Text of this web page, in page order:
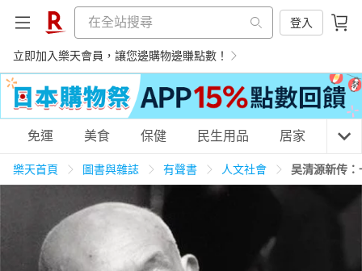
登入
立即加入樂天會員，讓您邊購物邊賺點數！
購物網分類
天天免運 美食蛋糕
免運 美食 保健 民生用品 居家 3C
樂天首頁 圖書與雜誌 有聲書 人文社會 吴清源新传